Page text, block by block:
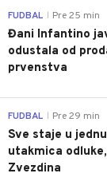
FUDBAL Pre 25 min
Đani Infantino
odustala od
prvenstva
FUDBAL Pre 29 min
Sve staje u
utakmica
Zvezdina